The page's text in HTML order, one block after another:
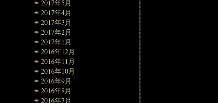
2017年5月
2017年4月
2017年3月
2017年2月
2017年1月
2016年12月
2016年11月
2016年10月
2016年9月
2016年8月
2016年7月